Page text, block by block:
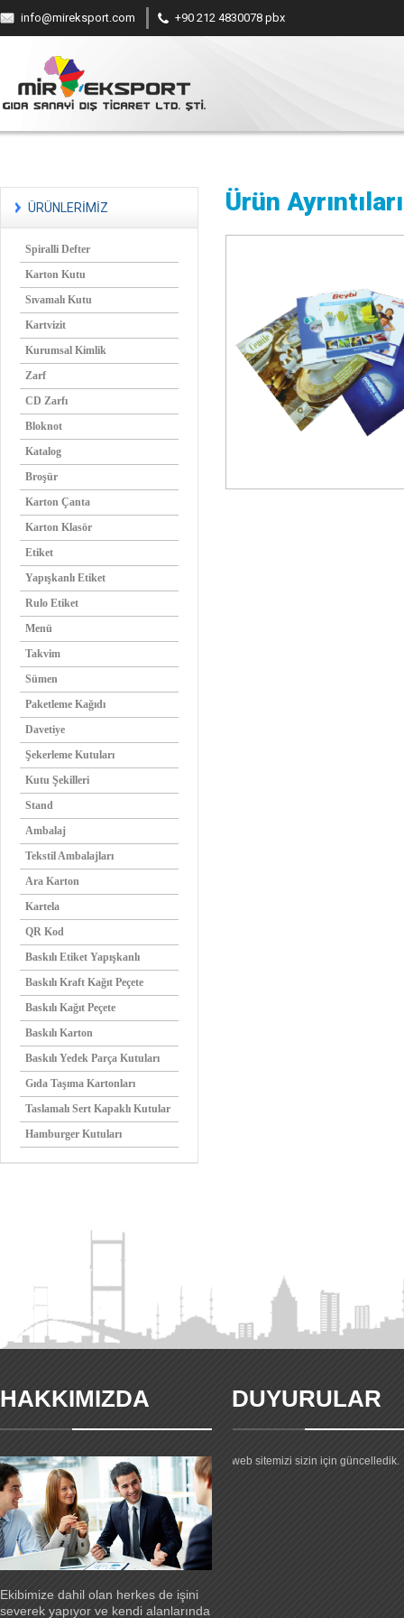
info@mireksport.com +90 212 4830078 pbx
ÜRÜNLERİMİZ
Spiralli Defter
Karton Kutu
Sıvamalı Kutu
Kartvizit
Kurumsal Kimlik
Zarf
CD Zarfı
Bloknot
Katalog
Broşür
Karton Çanta
Karton Klasör
Etiket
Yapışkanlı Etiket
Rulo Etiket
Menü
Takvim
Sümen
Paketleme Kağıdı
Davetiye
Şekerleme Kutuları
Kutu Şekilleri
Stand
Ambalaj
Tekstil Ambalajları
Ara Karton
Kartela
QR Kod
Baskılı Etiket Yapışkanlı
Baskılı Kraft Kağıt Peçete
Baskılı Kağıt Peçete
Baskılı Karton
Baskılı Yedek Parça Kutuları
Gıda Taşıma Kartonları
Taslamalı Sert Kapaklı Kutular
Hamburger Kutuları
Ürün Ayrıntıları
HAKKIMIZDA
Ekibimize dahil olan herkes de işini
severek yapıyor ve kendi alanlarında
DUYURULAR
Yeni web sitemiz yayında.